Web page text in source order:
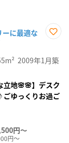
ーに最適な
り登
録
2009年1月築
立地🌸🌸】デスク
ゆっくりお過ご
円～
円～